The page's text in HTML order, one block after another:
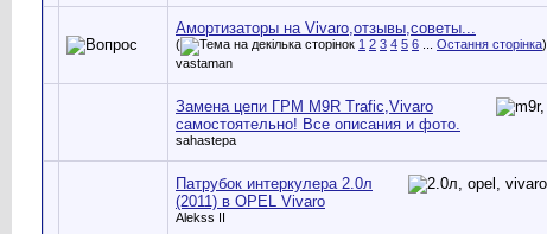
Амортизаторы на Vivaro,отзывы,советы...
( 1 2 3 4 5 6 Остання сторінка)
vastaman
Замена цепи ГРМ M9R Trafic,Vivaro
самостоятельно! Все описания и фото.
sahastepa
Патрубок интеркулера 2.0л
(2011) в OPEL Vivaro
Alekss II